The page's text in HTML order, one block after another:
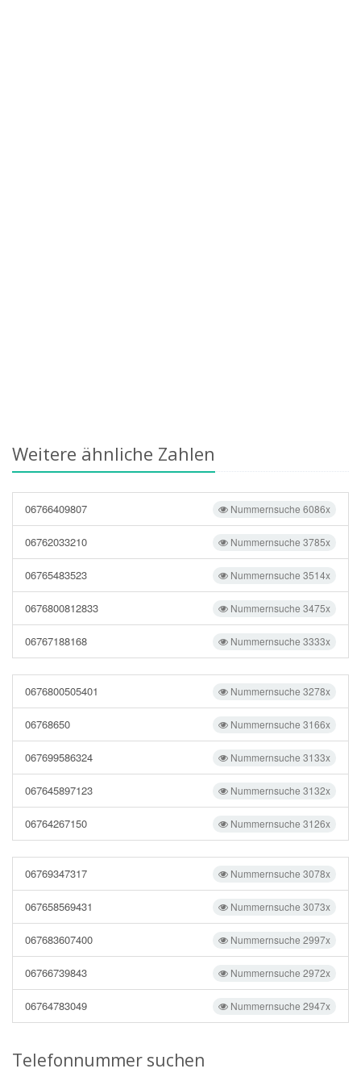
Weitere ähnliche Zahlen
Nummernsuche 6086x
06766409807
Nummernsuche 3785x
06762033210
Nummernsuche 3514x
06765483523
Nummernsuche 3475x
0676800812833
Nummernsuche 3333x
06767188168
Nummernsuche 3278x
0676800505401
Nummernsuche 3166x
06768650
Nummernsuche 3133x
067699586324
Nummernsuche 3132x
067645897123
Nummernsuche 3126x
06764267150
Nummernsuche 3078x
06769347317
Nummernsuche 3073x
067658569431
Nummernsuche 2997x
067683607400
Nummernsuche 2972x
06766739843
Nummernsuche 2947x
06764783049
Telefonnummer suchen